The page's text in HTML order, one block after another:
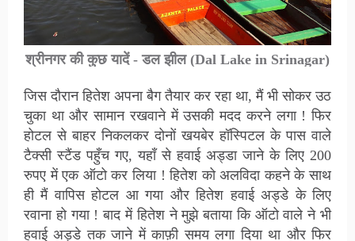
श्रीनगर की कुछ यादें - डल झील (Dal Lake in Srinagar)
जिस दौरान हितेश अपना बैग तैयार कर रहा था, मैं भी सोकर उठ
चुका था और सामान रखवाने में उसकी मदद करने लगा ! फिर
होटल से बाहर निकलकर दोनों खयबेर हॉस्पिटल के पास वाले
टैक्सी स्टैंड पहुँच गए, यहाँ से हवाई अड्डा जाने के लिए 200
रुपए में एक ऑटो कर लिया ! हितेश को अलविदा कहने के साथ
ही मैं वापिस होटल आ गया और हितेश हवाई अड्डे के लिए
रवाना हो गया ! बाद में हितेश ने मुझे बताया कि ऑटो वाले ने भी
हवाई अड्डे तक जाने में काफ़ी समय लगा दिया था और फिर